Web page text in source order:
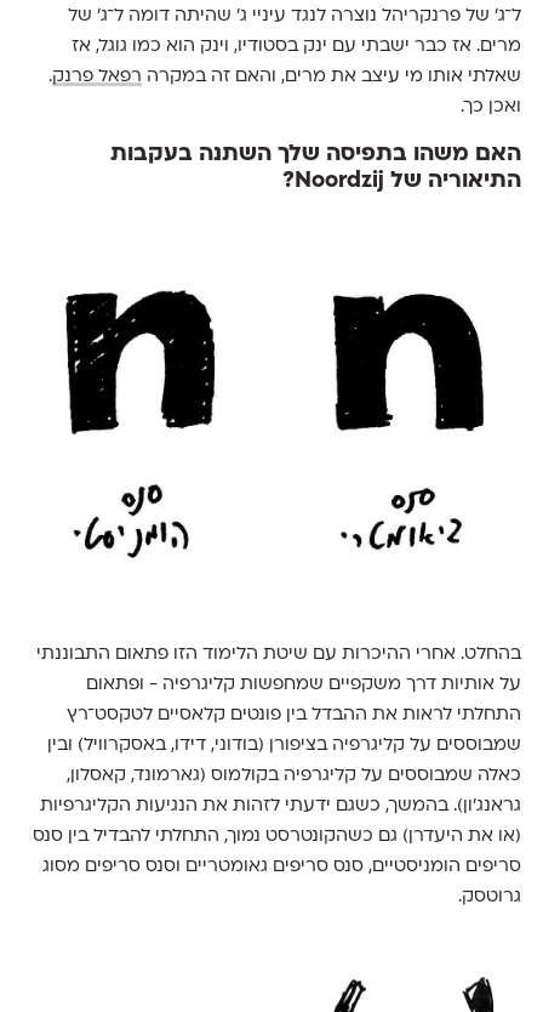
ל־ג׳ של פרנקריהל נוצרה לנגד עיניי ג׳ שהיתה דומה ל־ג׳ של
מרים. אז כבר ישבתי עם ינק בסטודיו, וינק הוא כמו גוגל, אז
שאלתי אותו מי עיצב את מרים, והאם זה במקרה רפאל פרנק.
ואכן כך.
האם משהו בתפיסה שלך השתנה בעקבות
התיאוריה של Noordzij?
בהחלט. אחרי ההיכרות עם שיטת הלימוד הזו פתאום התבוננתי
על אותיות דרך משקפיים שמחפשות קליגרפיה - ופתאום
התחלתי לראות את ההבדל בין פונטים קלאסיים לטקסט־רץ
שמבוססים על קליגרפיה בציפורן (בודוני, דידו, באסקרוויל) ובין
כאלה שמבוססים על קליגרפיה בקולמוס (גארמונד, קאסלון,
גראנג׳ון). בהמשך, כשגם ידעתי לזהות את הנגיעות הקליגרפיות
(או את היעדרן) גם כשהקונטרסט נמוך, התחלתי להבדיל בין סנס
סריפים הומניסטיים, סנס סריפים גאומטריים וסנס סריפים מסוג
גרוטסק.